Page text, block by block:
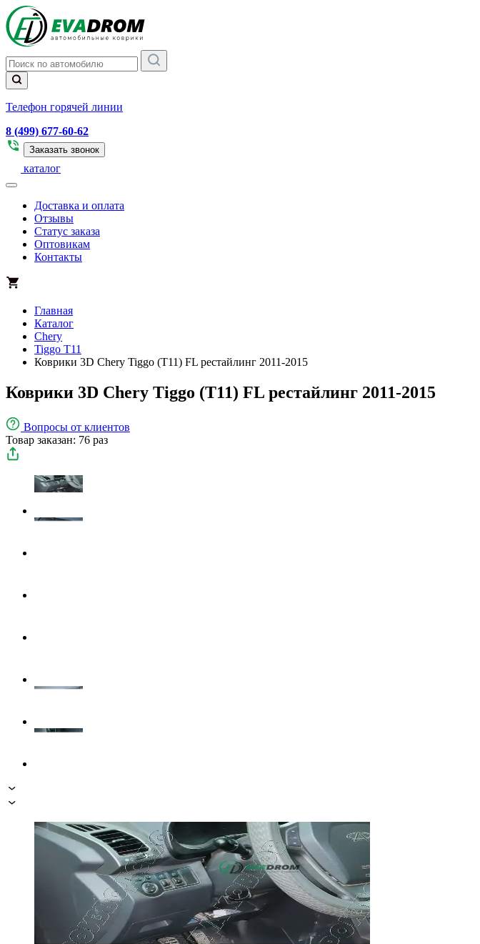
Телефон горячей линии
8 (499) 677-60-62
Заказать звонок
каталог
Доставка и оплата
Отзывы
Статус заказа
Оптовикам
Контакты
Главная
Каталог
Chery
Tiggo T11
Коврики 3D Chery Tiggo (T11) FL рестайлинг 2011-2015
Коврики 3D Chery Tiggo (T11) FL рестайлинг 2011-2015
Вопросы от клиентов
Товар заказан: 76 раз